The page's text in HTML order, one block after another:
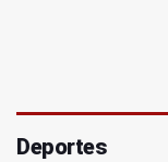
Deportes